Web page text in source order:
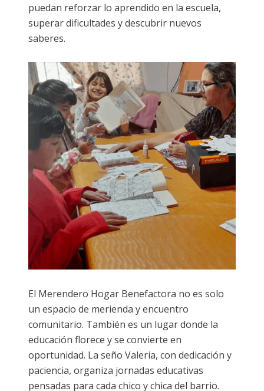
puedan reforzar lo aprendido en la escuela,
superar dificultades y descubrir nuevos
saberes.
El Merendero Hogar Benefactora no es solo
un espacio de merienda y encuentro
comunitario. También es un lugar donde la
educación florece y se convierte en
oportunidad. La seño Valeria, con dedicación y
paciencia, organiza jornadas educativas
pensadas para cada chico y chica del barrio.